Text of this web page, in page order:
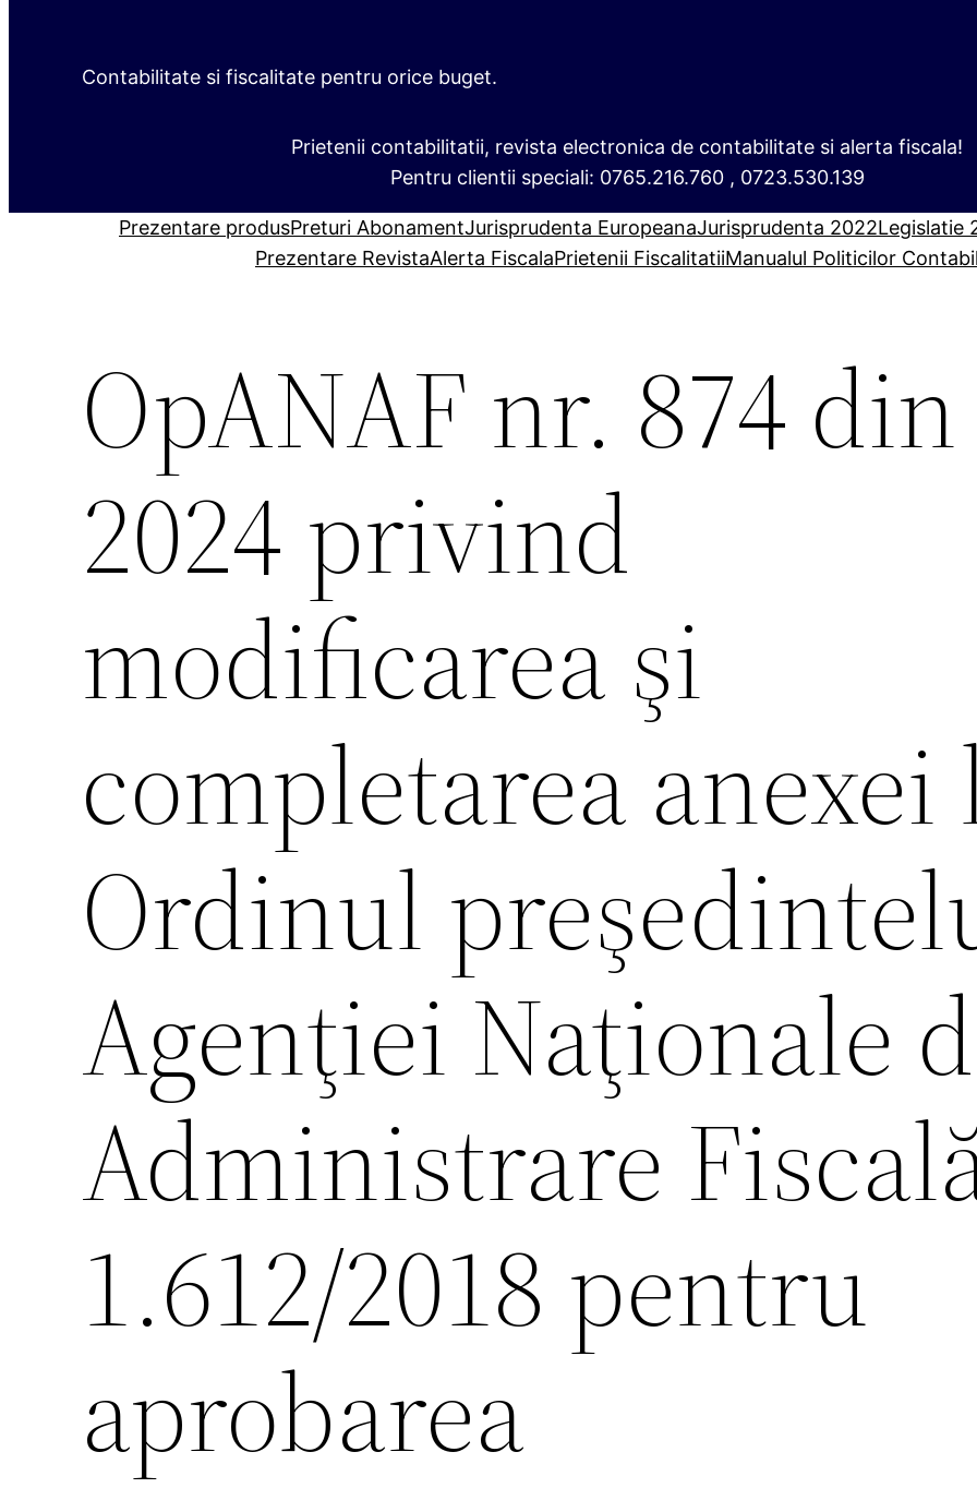
Contabilitate si fiscalitate pentru orice buget.
Prietenii contabilitatii, revista electronica de contabilitate si alerta fiscala!
Pentru clientii speciali: 0765.216.760 , 0723.530.139
Prezentare produsPreturi AbonamentJurisprudenta EuropeanaJurisprudenta 2022Legislatie
Prezentare RevistaAlerta FiscalaPrietenii FiscalitatiiManualul Politicilor
OpANAF nr. 874 din
2024 privind
modificarea şi
completarea anexei
Ordinul
Agenţiei Naţionale
Administrare
1.612/2018 pentru
aprobarea